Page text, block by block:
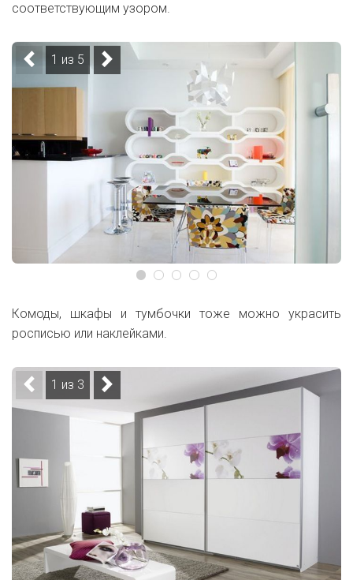
соответствующим узором.
1 из 5
Комоды, шкафы и тумбочки тоже можно украсить
росписью или наклейками.
1 из 3